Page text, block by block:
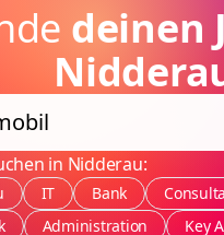
deinen
in Nidderau:
IT Bank
Administration Key